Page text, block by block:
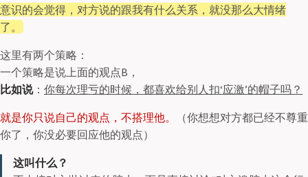
意识的会觉得，对方说的跟我有什么关系，就没那么大情绪
了。
这里有两个策略：
一个策略是说上面的观点B，
比如说： 你每次理亏的时候，都喜欢给别人扣‘应激’的帽子吗？
就是你只说自己的观点，不搭理他。
（你想想对方都已经不尊重
你了，你没必要回应他的观点）
这叫什么？